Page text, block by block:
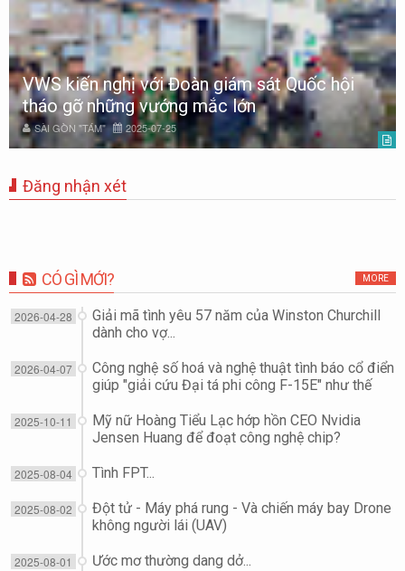
VWS kiến nghị với Đoàn giám sát Quốc hội
tháo gỡ những vướng mắc lớn
SÀI GÒN "TÁM" 2025-07-25
Đăng nhận xét
CÓ GÌ MỚI? MORE
Giải mã tình yêu 57 năm của Winston Churchill
dành cho vợ...
2026-04-28
Công nghệ số hoá và nghệ thuật tình báo cổ điển
giúp "giải cứu Đại tá phi công F-15E" như thế
2026-04-07
Mỹ nữ Hoàng Tiểu Lạc hớp hồn CEO Nvidia
Jensen Huang để đoạt công nghệ chip?
2025-10-11
Tình FPT...
2025-08-04
Đột tử - Máy phá rung - Và chiến máy bay Drone
không người lái (UAV)
2025-08-02
Ước mơ thường dang dở...
2025-08-01